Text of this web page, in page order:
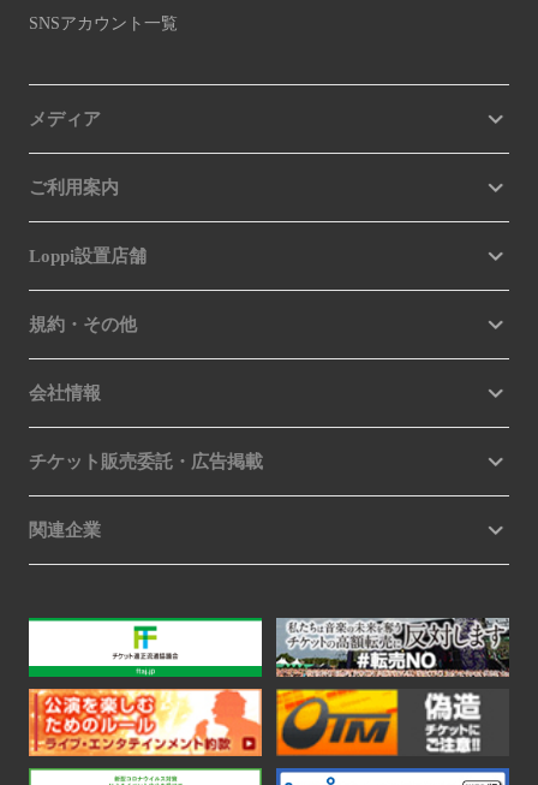
SNSアカウント一覧
メディア
ご利用案内
Loppi設置店舗
規約・その他
会社情報
チケット販売委託・広告掲載
関連企業